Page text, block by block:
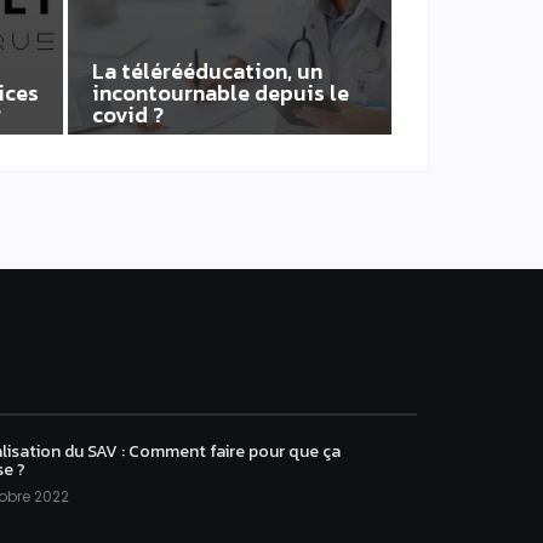
La télérééducation, un
incontournable depuis le
covid ?
du SAV : Comment faire pour que ça
?
2022